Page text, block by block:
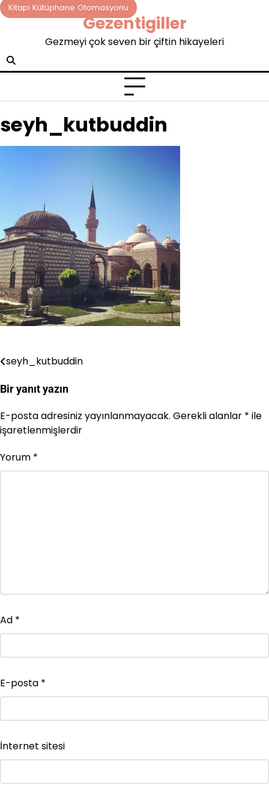
Skip
to
Kitapi Kütüphane Otomasyonu
Gezentigiller
Gezmeyi çok seven bir çiftin hikayeleri
seyh_kutbuddin
Yazı
gezinmesi
seyh_kutbuddin
Bir yanıt yazın
E-posta adresiniz yayınlanmayacak. Gerekli alanlar * ile
işaretlenmişlerdir
Yorum *
Ad *
E-posta *
İnternet sitesi